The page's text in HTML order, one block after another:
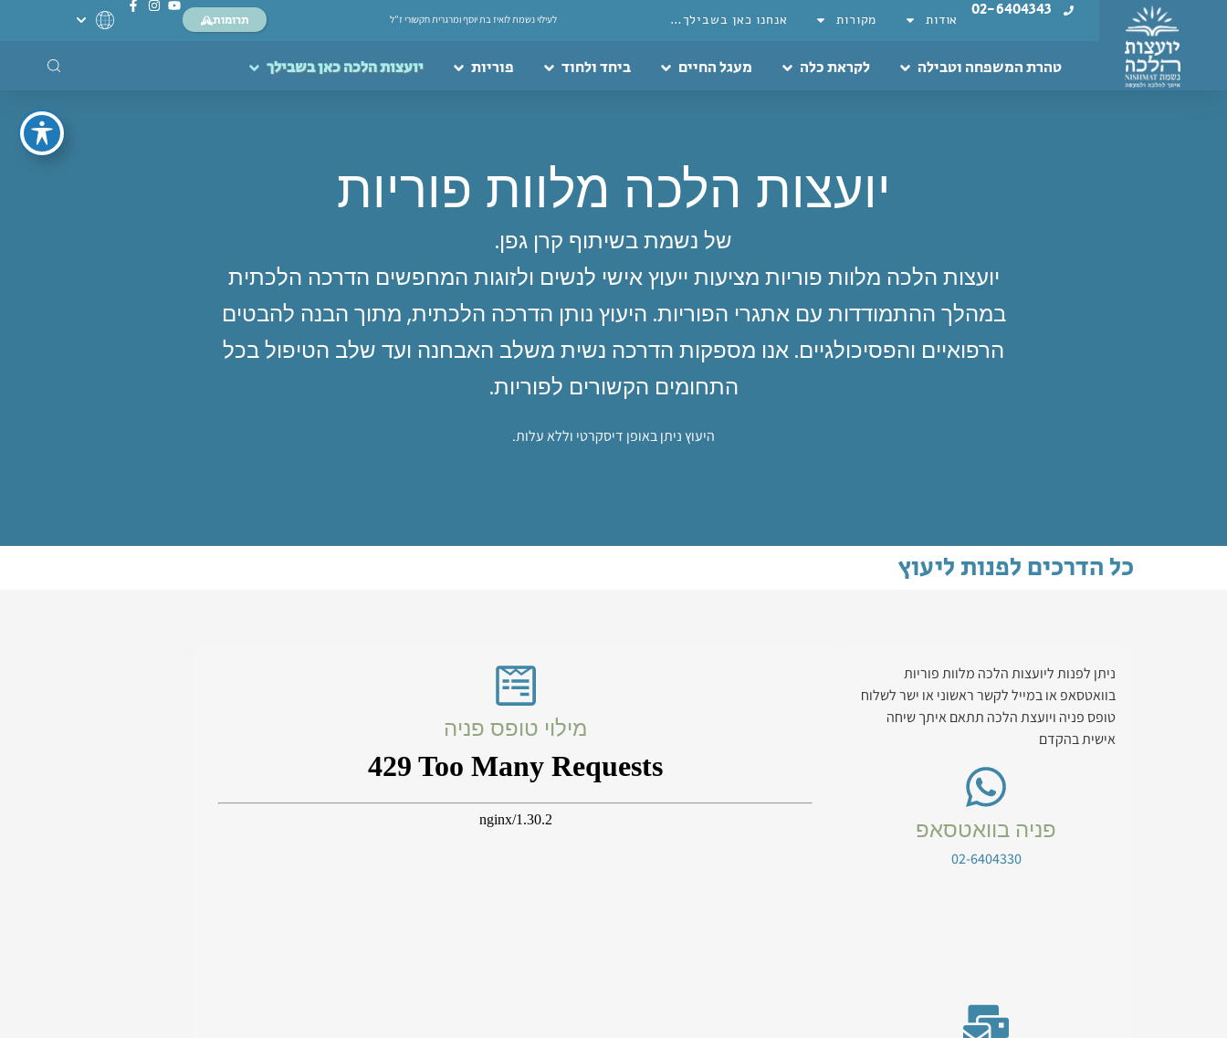
תרומות לעילוי נשמת לואיז בת יוסף ומרגרית חקשורי ז”ל 02-6404343 אודות מקורות אנחנו כאן בשבילך…
טהרת המשפחה וטבילה לקראת כלה מעגל החיים ביחד ולחוד פוריות יועצות הלכה כאן בשבילך
יועצות הלכה מלוות פוריות
של נשמת בשיתוף קרן גפן.
יועצות הלכה מלוות פוריות מציעות ייעוץ אישי לנשים ולזוגות המחפשים הדרכה הלכתית
במהלך ההתמודדות עם אתגרי הפוריות. היעוץ נותן הדרכה הלכתית, מתוך הבנה להבטים
הרפואיים והפסיכולגיים. אנו מספקות הדרכה נשית משלב האבחנה ועד שלב הטיפול בכל
התחומים הקשורים לפוריות.
היעוץ ניתן באופן דיסקרטי וללא עלות.
כל הדרכים לפנות ליעוץ
ניתן לפנות ליועצות הלכה מלוות פוריות
בוואטסאפ או במייל לקשר ראשוני או ישר לשלוח
טופס פניה ויועצת הלכה תתאם איתך שיחה
אישית בהקדם
פניה בוואטסאפ
02-6404330
מילוי טופס פניה